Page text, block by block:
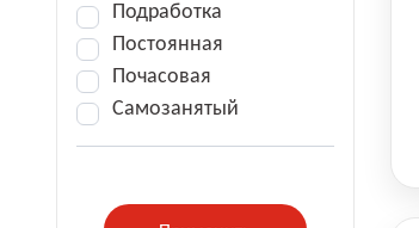
Подработка
Постоянная
Почасовая
Самозанятый